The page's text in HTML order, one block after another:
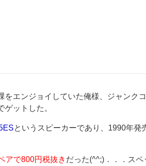
エンジョイしていた俺様、ジャンク
ットした。
というスピーカーであり、1990年発
アで800円税抜き だった(^^;)．．．ス